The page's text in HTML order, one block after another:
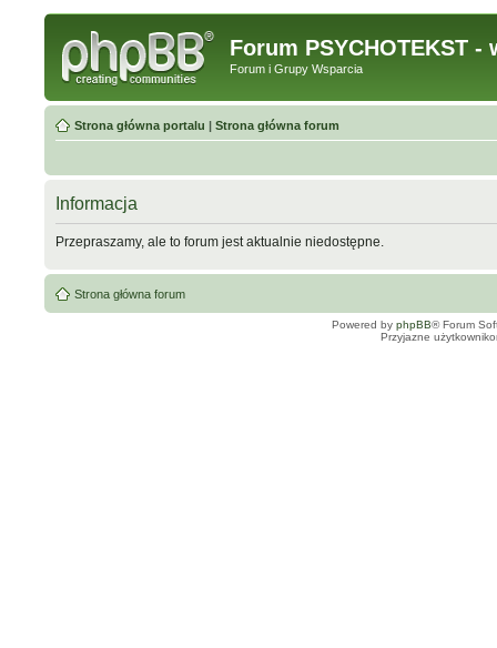
Forum PSYCHOTEKST
Forum i Grupy Wsparcia
Strona główna portalu | Strona główna forum
Informacja
Przepraszamy, ale to forum jest aktualnie niedostępne.
Strona główna forum
Powered by phpBB® Forum
Przyjazne